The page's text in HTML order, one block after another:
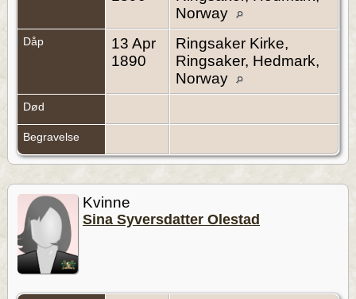
Norway
Dåp
13 Apr
1890
Ringsaker Kirke,
Ringsaker, Hedmark,
Norway
Død
Begravelse
Kvinne
Sina Syversdatter Olestad